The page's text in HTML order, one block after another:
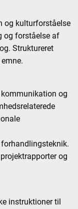
og kulturforståelse
forståelse af
Struktureret
og
og
instruktioner til